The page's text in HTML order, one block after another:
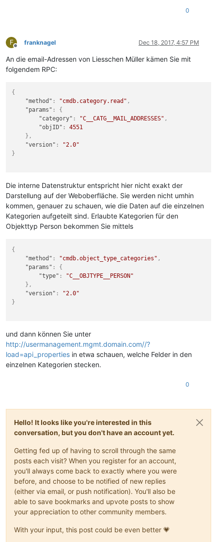
'}'
return IdoitApiConnector(command)
print
0
F
Offline
franknagel Dec 18, 2017, 4:57 PM
An die email-Adressen von Liesschen Müller kämen Sie mit
folgendem RPC:
{
"method" : "cmdb.category.read" ,
"params" :
{
"category" : "C__CATG__MAIL_ADDRESSES" ,
"objID" :
4551
} ,
"version" :
"2.0"
}
Die interne Datenstruktur entspricht hier nicht exakt der
Darstellung auf der Weboberfläche. Sie werden nicht umhin
kommen, genauer zu schauen, wie die Daten auf die einzelnen
Kategorien aufgeteilt sind. Erlaubte Kategorien für den
Objekttyp Person bekommen Sie mittels
{
"method" : "cmdb.object_type_categories" ,
"params" :
{
"type" :
"C__OBJTYPE__PERSON"
} ,
"version" :
"2.0"
}
und dann können Sie unter
http://usermanagement.mgmt.domain.com//?
load=api_properties in etwa schauen, welche Felder in den
einzelnen Kategorien stecken.
0
Hello! It looks like you're interested in this
conversation, but you don't have an account yet.
Getting fed up of having to scroll through the same
posts each visit? When you register for an account,
you'll always come back to exactly where you were
before, and choose to be notified of new replies
(either via email, or push notification). You'll also be
able to save bookmarks and upvote posts to show
your appreciation to other community members.
With your input, this post could be even better 💗